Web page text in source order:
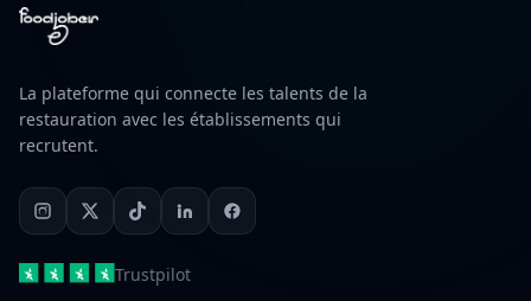
La plateforme qui connecte les talents de la
restauration avec les établissements qui
recrutent.
Trustpilot